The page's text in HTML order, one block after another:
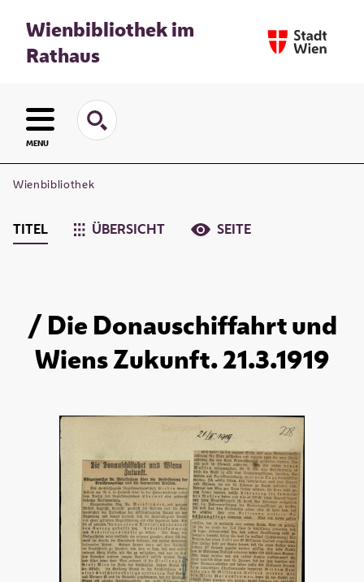
Wienbibliothek im
Rathaus
MENU
Wienbibliothek
TITEL ÜBERSICHT SEITE
/ Die Donauschiffahrt und
Wiens Zukunft. 21.3.1919